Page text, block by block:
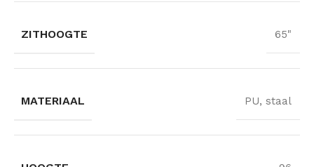
ZITHOOGTE 65"
MATERIAAL PU, staal